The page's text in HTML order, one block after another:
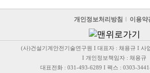
개인정보처리방침 이용약
(사)건설기계안전기술연구원 I 대표자 : 채용규 I 사
I 개인정보책임자 : 채용규
대표전화 : 031-493-6289 I 팩스 : 0303-